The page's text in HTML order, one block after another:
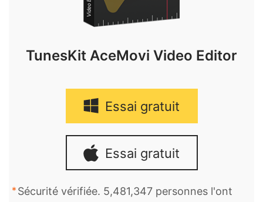
TunesKit AceMovi Video Editor
Essai gratuit
Essai gratuit
Sécurité vérifiée. 5,481,347 personnes l'ont